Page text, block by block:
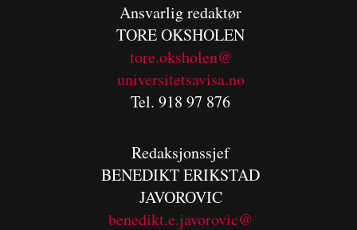
Ansvarlig redaktør
TORE OKSHOLEN
tore.oksholen@
universitetsavisa.no
Tel. 918 97 876
Redaksjonssjef
BENEDIKTERIKSTAD
JAVOROVIC
benedikt.e.javorovic@